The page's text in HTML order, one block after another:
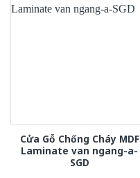
Cửa Gỗ Chống Cháy MDF
Laminate van ngang-a-
SGD